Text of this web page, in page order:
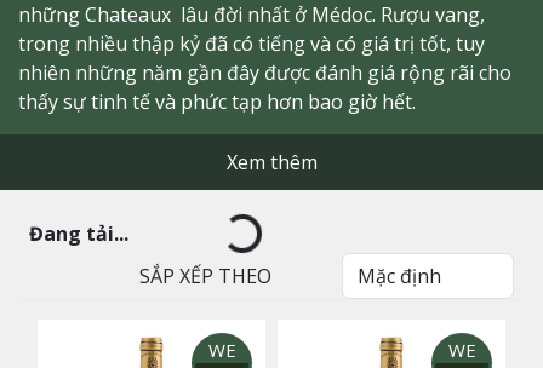
những Chateaux lâu đời nhất ở Médoc. Rượu vang,
trong nhiều thập kỷ đã có tiếng và có giá trị tốt, tuy
nhiên những năm gần đây được đánh giá rộng rãi cho
thấy sự tinh tế và phức tạp hơn bao giờ hết.
Xem thêm
Đang tải...
SẮP XẾP THEO
WE
WE